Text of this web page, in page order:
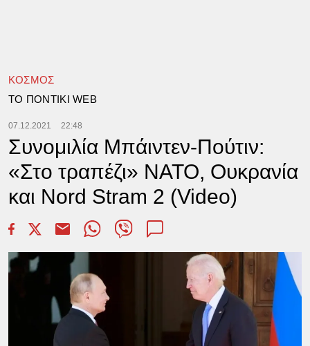
ΚΟΣΜΟΣ
TΟ ΠΟΝΤΙΚΙ WEB
07.12.2021 22:48
Συνομιλία Μπάιντεν-Πούτιν:
«Στο τραπέζι» ΝΑΤΟ, Ουκρανία
και Nord Stram 2 (Video)